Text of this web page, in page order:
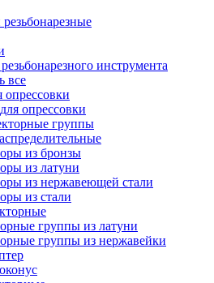
инструмента
все
опрессовки
опрессовки
группы
из бронзы
из латуни
из нержавеющей стали
из стали
группы из латуни
группы из нержавейки